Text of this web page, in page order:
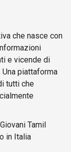
che nasce con
e vicende di
piattaforma
tutti che
Tamil
in Italia